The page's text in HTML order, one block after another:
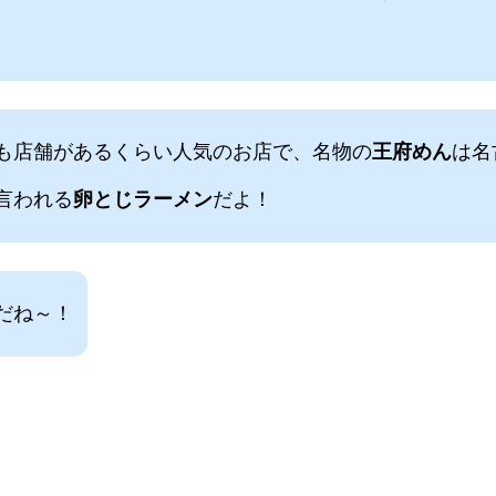
店舗があるくらい人気のお店で、名物の王府めんは名
われる卵とじラーメンだよ！
ね～！